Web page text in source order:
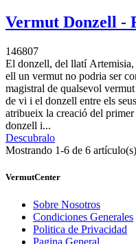
Vermut Donzell -
146807
El donzell, del llatí Artemisia,
ell un vermut no podria ser
magistral de qualsevol
de vi i el donzell entre els
atribueix la creació del
donzell i...
Descubralo
Mostrando 1-6 de 6 artículo(s)
VermutCenter
Sobre Nosotros
Condiciones Generales
Politica de Privacidad
Pagina General